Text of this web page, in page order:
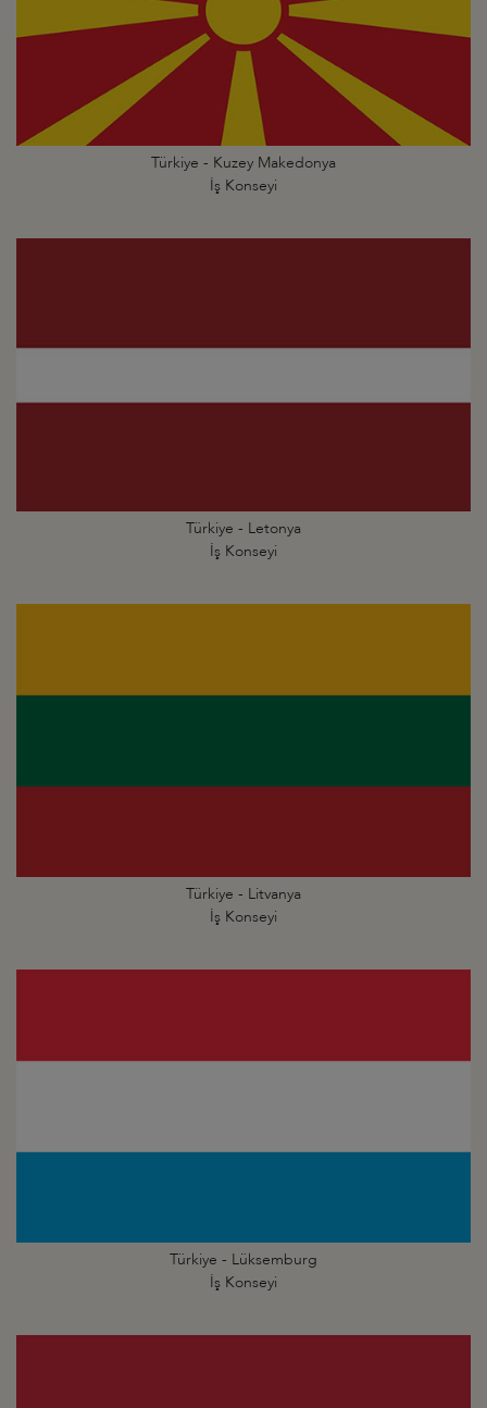
Türkiye - Kuzey Makedonya
İş Konseyi
Türkiye - Letonya
İş Konseyi
Türkiye - Litvanya
İş Konseyi
Türkiye - Lüksemburg
İş Konseyi